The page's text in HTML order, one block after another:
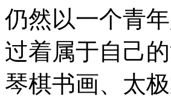
仍然以一个青
过着属于自己
琴棋书画、太